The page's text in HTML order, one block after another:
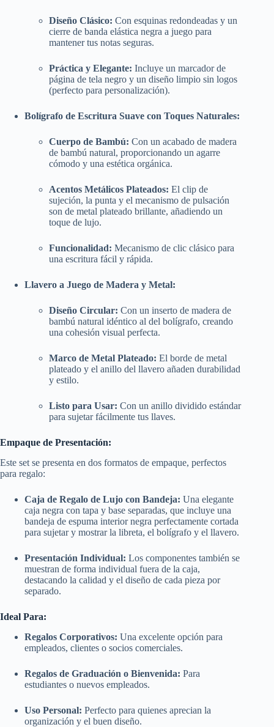
Diseño Clásico: Con esquinas redondeadas y un
cierre de banda elástica negra a juego para
mantener tus notas seguras.
Práctica y Elegante: Incluye un marcador de
página de tela negro y un diseño limpio sin logos
(perfecto para personalización).
Bolígrafo de Escritura Suave con Toques Naturales:
Cuerpo de Bambú: Con un acabado de madera
de bambú natural, proporcionando un agarre
cómodo y una estética orgánica.
Acentos Metálicos Plateados: El clip de
sujeción, la punta y el mecanismo de pulsación
son de metal plateado brillante, añadiendo un
toque de lujo.
Funcionalidad: Mecanismo de clic clásico para
una escritura fácil y rápida.
Llavero a Juego de Madera y Metal:
Diseño Circular: Con un inserto de madera de
bambú natural idéntico al del bolígrafo, creando
una cohesión visual perfecta.
Marco de Metal Plateado: El borde de metal
plateado y el anillo del llavero añaden durabilidad
y estilo.
Listo para Usar: Con un anillo dividido estándar
para sujetar fácilmente tus llaves.
Empaque de Presentación:
Este set se presenta en dos formatos de empaque, perfectos
para regalo:
Caja de Regalo de Lujo con Bandeja: Una elegante
caja negra con tapa y base separadas, que incluye una
bandeja de espuma interior negra perfectamente cortada
para sujetar y mostrar la libreta, el bolígrafo y el llavero.
Presentación Individual: Los componentes también se
muestran de forma individual fuera de la caja,
destacando la calidad y el diseño de cada pieza por
separado.
Ideal Para:
Regalos Corporativos: Una excelente opción para
empleados, clientes o socios comerciales.
Regalos de Graduación o Bienvenida: Para
estudiantes o nuevos empleados.
Uso Personal: Perfecto para quienes aprecian la
organización y el buen diseño.